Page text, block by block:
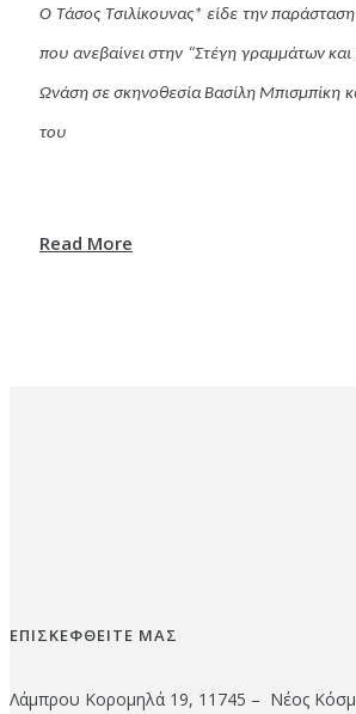
Ο Τάσος Τσιλίκουνας* είδε την παράσταση
που ανεβαίνει στην “Στέγη γραμμάτων
Ωνάση σε σκηνοθεσία Βασίλη Μπισμπίκη
του
Read More
ΕΠΙΣΚΕΦΘΕΙΤΕ ΜΑΣ
Λάμπρου Κορομηλά 19, 11745 – Νέος